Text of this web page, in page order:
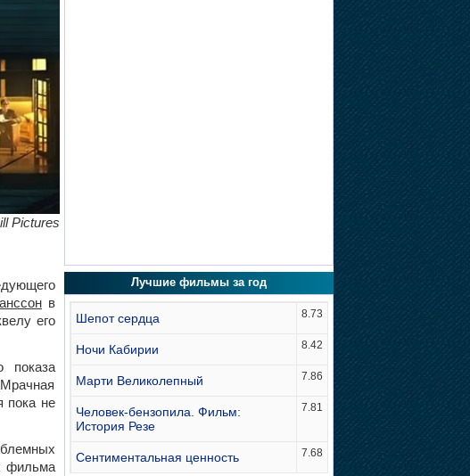
Pictures
в
его
показа
пока не
фильма
Лучшие фильмы за год
Шепот сердца 8.73
Ночи Кабирии 8.42
Марти Великолепный 7.86
Человек-бензопила. Фильм:
История Резе
7.81
Сентиментальная ценность 7.68